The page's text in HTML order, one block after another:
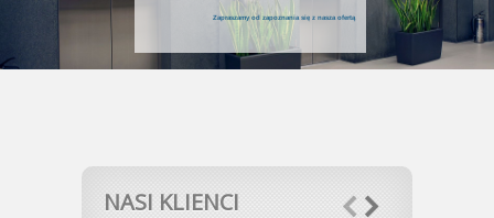
Zapraszamy od zapoznania się z nasza ofertą
NASI KLIENCI